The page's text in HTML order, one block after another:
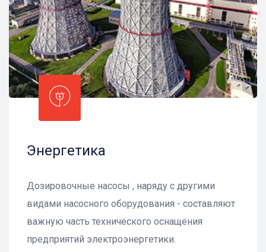
Энергетика
Дозировочные насосы , наряду с другими
видами насосного оборудования - составляют
важную часть технического оснащения
предприятий электроэнергетики.